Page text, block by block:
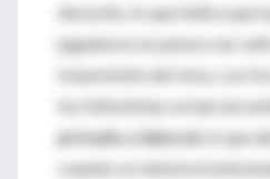
duración, lo que indica que
jugadores no parece ser
transmisión del virus. Los
los futbolistas se han
privado y laboral, lo que
cuando se reinicie el